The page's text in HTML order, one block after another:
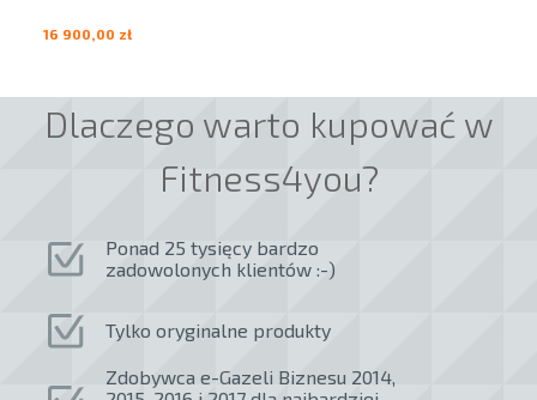
16 900,00 zł
Dlaczego warto kupować w
Fitness4you?
Ponad 25 tysięcy bardzo
zadowolonych klientów :-)
Tylko oryginalne produkty
Zdobywca e-Gazeli Biznesu 2014,